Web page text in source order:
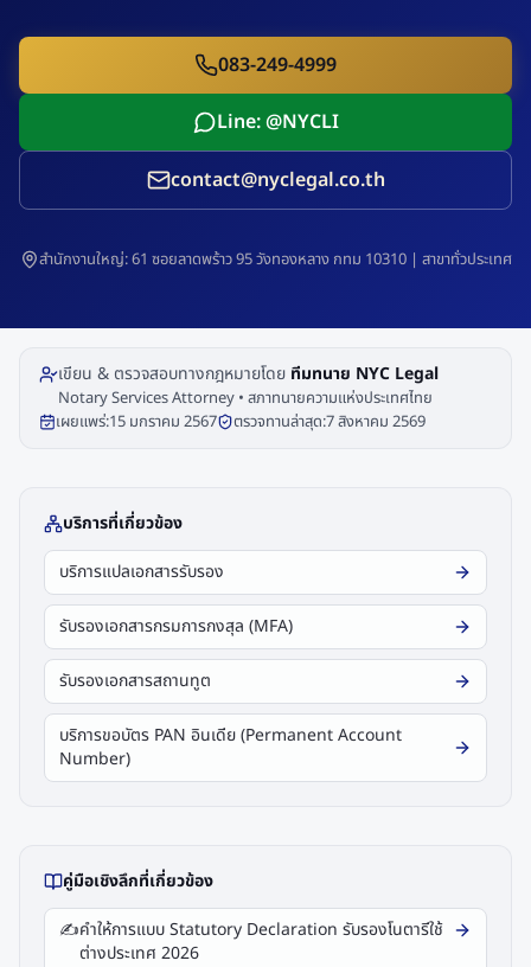
083-249-4999
Line: @NYCLI
contact@nyclegal.co.th
สำนักงานใหญ่: 61 ซอยลาดพร้าว 95 วังทองหลาง กทม 10310 | สาขาทั่วประเทศ
เขียน & ตรวจสอบทางกฎหมายโดย ทีมทนาย NYC Legal
Notary Services Attorney • สภาทนายความแห่งประเทศไทย
เผยแพร่:15 มกราคม 2567 ตรวจทานล่าสุด:7 สิงหาคม 2569
บริการที่เกี่ยวข้อง
บริการแปลเอกสารรับรอง
รับรองเอกสารกรมการกงสุล (MFA)
รับรองเอกสารสถานทูต
บริการขอบัตร PAN อินเดีย (Permanent Account
Number)
คู่มือเชิงลึกที่เกี่ยวข้อง
✍️คำให้การแบบ Statutory Declaration รับรองโนตารีใช้
ต่างประเทศ 2026